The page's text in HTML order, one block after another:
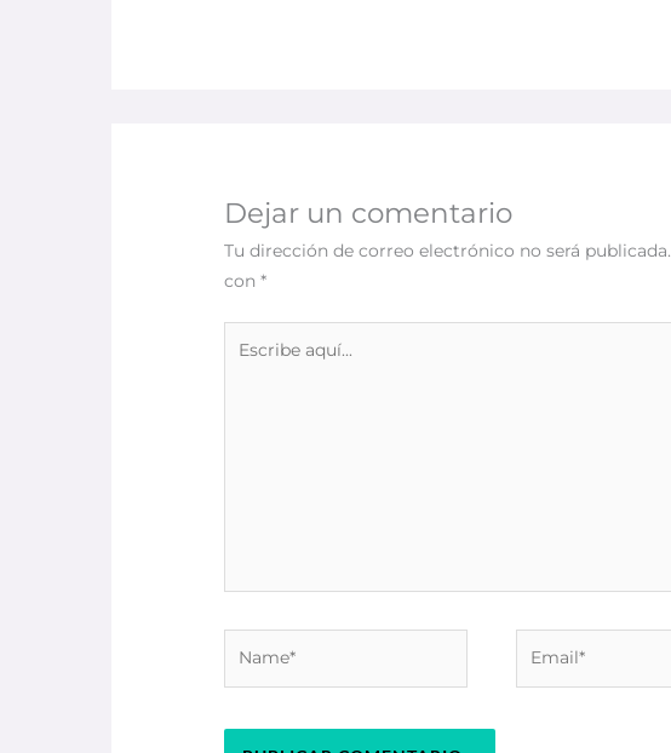
Dejar un comentario
Tu dirección de correo electrónico no será publicada.
con*